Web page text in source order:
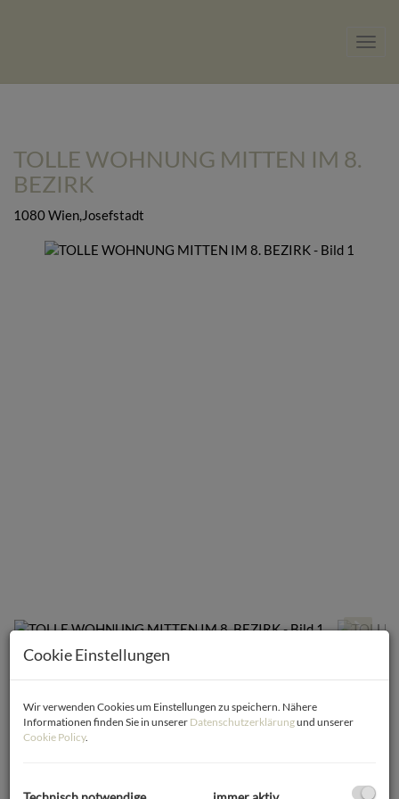
TOLLE WOHNUNG MITTEN IM 8.
BEZIRK
1080 Wien,Josefstadt
Beschreibung
HELLE WOHNUNG MITTEN IM 8. BEZIRK IM 4. LIFTSTOCK
einer der begehrtesten Wohnlagen Wiens – mitten in der
Cookie Einstellungen
Wir verwenden Cookies um Einstellungen zu speichern. Nähere
Informationen finden Sie in unserer Datenschutzerklärungund unserer
Cookie Policy.